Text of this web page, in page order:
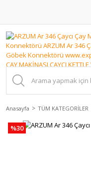
Anasayfa TÜM KATEGORİLER
%30